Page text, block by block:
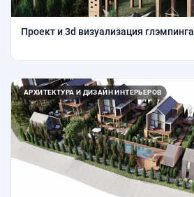
Проект и 3d визуализация глэмпинга
АРХИТЕКТУРА И ДИЗАЙН ИНТЕРЬЕРОВ